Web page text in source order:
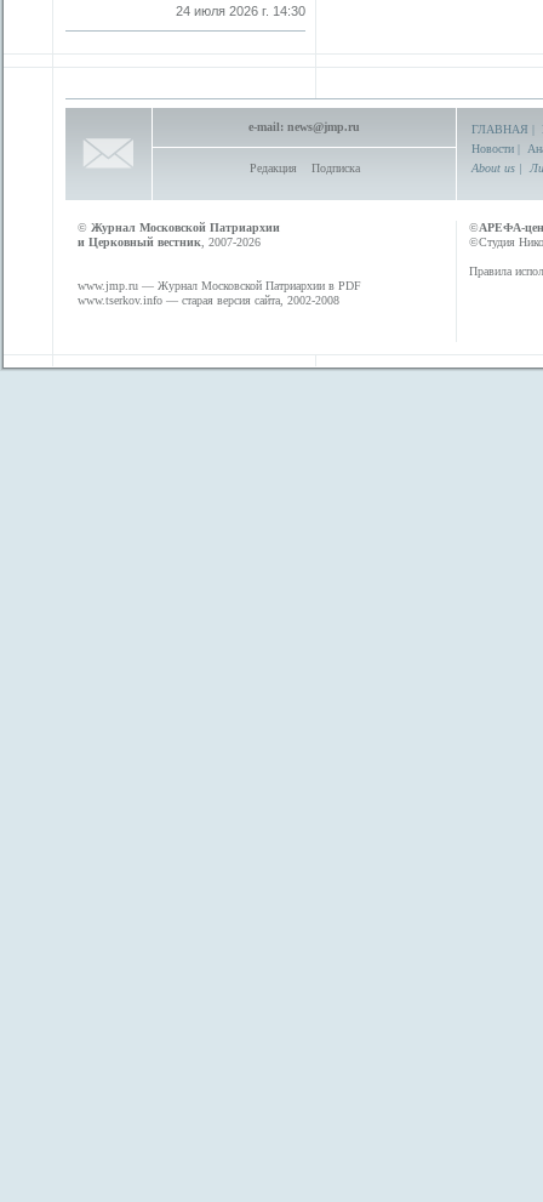
24 июля 2026 г. 14:30
e-mail: news@jmp.ru
Редакция Подписка
ГЛАВНАЯ |
Новости |
About us |
© Журнал Московской Патриархии
и Церковный вестник , 2007-2026
www.jmp.ru — Журнал Московской Патриархии в PDF
www.tserkov.info — старая версия сайта, 2002-2008
©АРЕФА-
©Студия
Правила